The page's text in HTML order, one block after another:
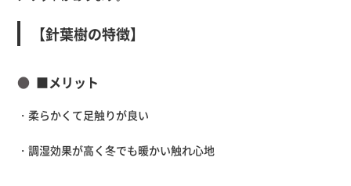
【針葉樹の特徴】
■メリット
・柔らかくて足触りが良い
・調湿効果が高く冬でも暖かい触れ心地